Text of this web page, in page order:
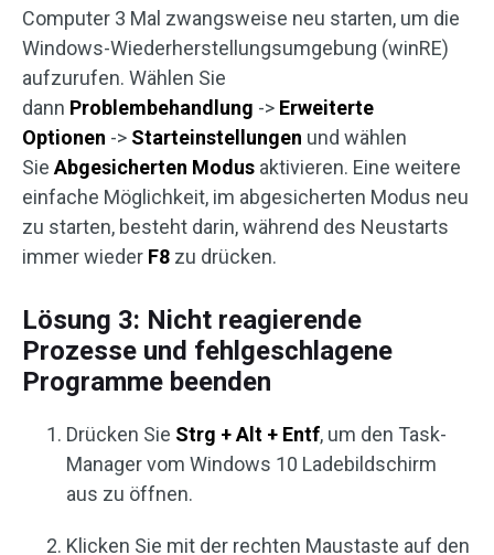
Computer 3 Mal zwangsweise neu starten, um die
Windows-Wiederherstellungsumgebung (winRE)
aufzurufen. Wählen Sie
dann Problembehandlung -> Erweiterte
Optionen -> Starteinstellungen und wählen
Sie Abgesicherten Modus aktivieren. Eine weitere
einfache Möglichkeit, im abgesicherten Modus neu
zu starten, besteht darin, während des Neustarts
immer wieder F8 zu drücken.
Lösung 3: Nicht reagierende
Prozesse und fehlgeschlagene
Programme beenden
Drücken Sie Strg + Alt + Entf, um den Task-
Manager vom Windows 10 Ladebildschirm
aus zu öffnen.
Klicken Sie mit der rechten Maustaste auf den